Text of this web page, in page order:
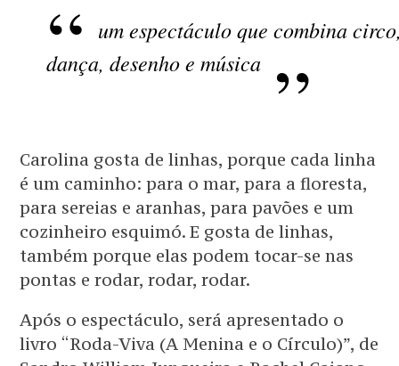
um espectáculo que combina
dança, desenho e música
Carolina gosta de linhas, porque cada linha
é um caminho: para o mar, para a floresta,
para sereias e aranhas, para pavões e um
cozinheiro esquimó. E gosta de linhas,
também porque elas podem tocar-se nas
pontas e rodar, rodar, rodar.
Após o espectáculo, será apresentado o
livro “Roda-Viva (A Menina e o Círculo)”, de